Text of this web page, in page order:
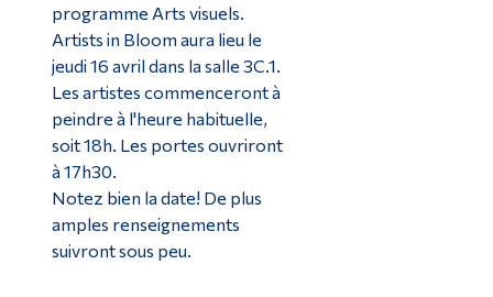
programme Arts visuels.
Artists in Bloom aura lieu le
jeudi 16 avril dans la salle 3C.1.
Les artistes commenceront à
peindre à l'heure habituelle,
soit 18h. Les portes ouvriront
à 17h30.
Notez bien la date! De plus
amples renseignements
suivront sous peu.